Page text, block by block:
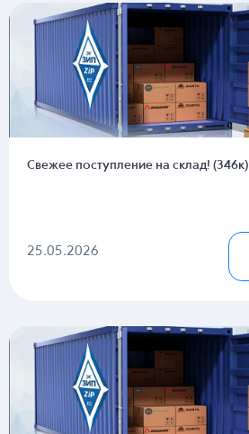
Свежее поступление на склад! (346к)
25.05.2026